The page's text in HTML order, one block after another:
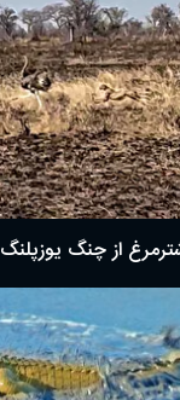
از چنگ یوزپلنگ